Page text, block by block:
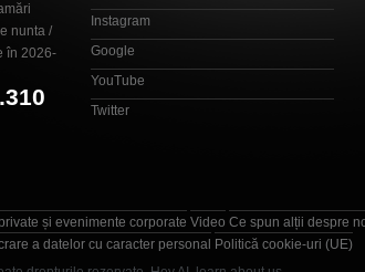
nunta /
în 2026-
Instagram
Google
YouTube
Twitter
și evenimente corporate Video Ce spun alții despre
a datelor cu caracter personal Politică cookie-uri (UE)